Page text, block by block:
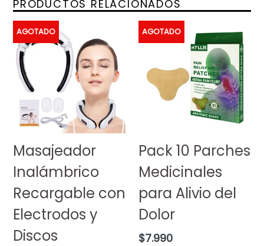
PRODUCTOS RELACIONADOS
AGOTADO
Masajeador
Inalámbrico
Recargable con
Electrodos y
Discos
AGOTADO
Pack 10 Parches
Medicinales
para Alivio del
Dolor
Precio
$7.990